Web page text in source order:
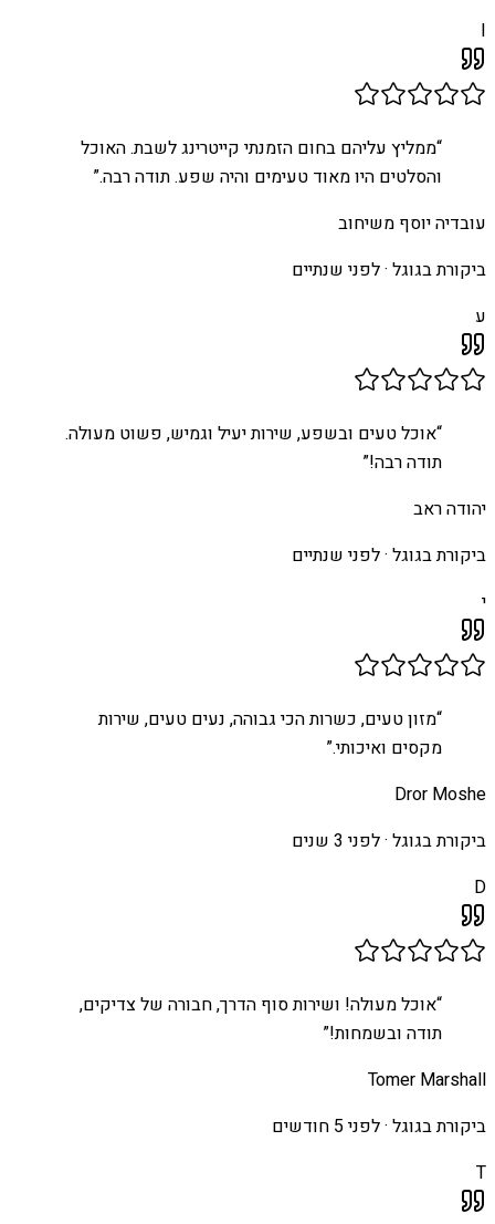
I
“ממליץ עליהם בחום הזמנתי קייטרינג לשבת. האוכל
והסלטים היו מאוד טעימים והיה שפע. תודה רבה.”
עובדיה יוסף משיחוב
ביקורת בגוגל ·לפני שנתיים
ע
“אוכל טעים ובשפע, שירות יעיל וגמיש, פשוט מעולה.
תודה רבה!”
יהודה ראב
ביקורת בגוגל ·לפני שנתיים
י
“מזון טעים, כשרות הכי גבוהה, נעים טעים, שירות
מקסים ואיכותי.”
Dror Moshe
ביקורת בגוגל ·לפני 3 שנים
D
“אוכל מעולה! ושירות סוף הדרך, חבורה של צדיקים,
תודה ובשמחות!”
Tomer Marshall
ביקורת בגוגל ·לפני 5 חודשים
T